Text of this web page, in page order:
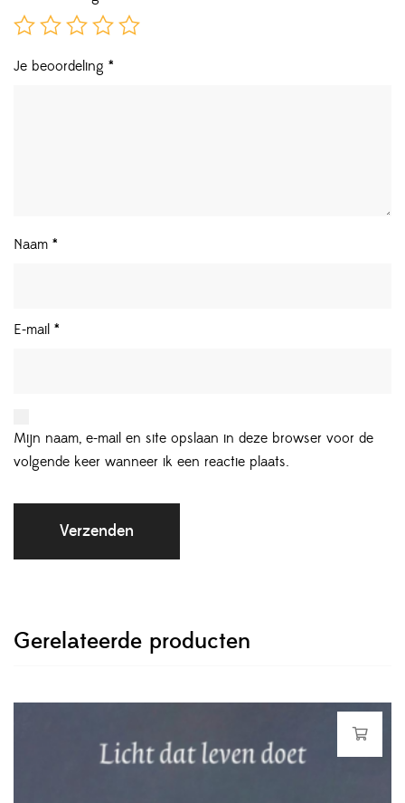
Je beoordeling *
Naam *
E-mail *
Mijn naam, e-mail en site opslaan in deze browser voor de
volgende keer wanneer ik een reactie plaats.
Gerelateerde producten